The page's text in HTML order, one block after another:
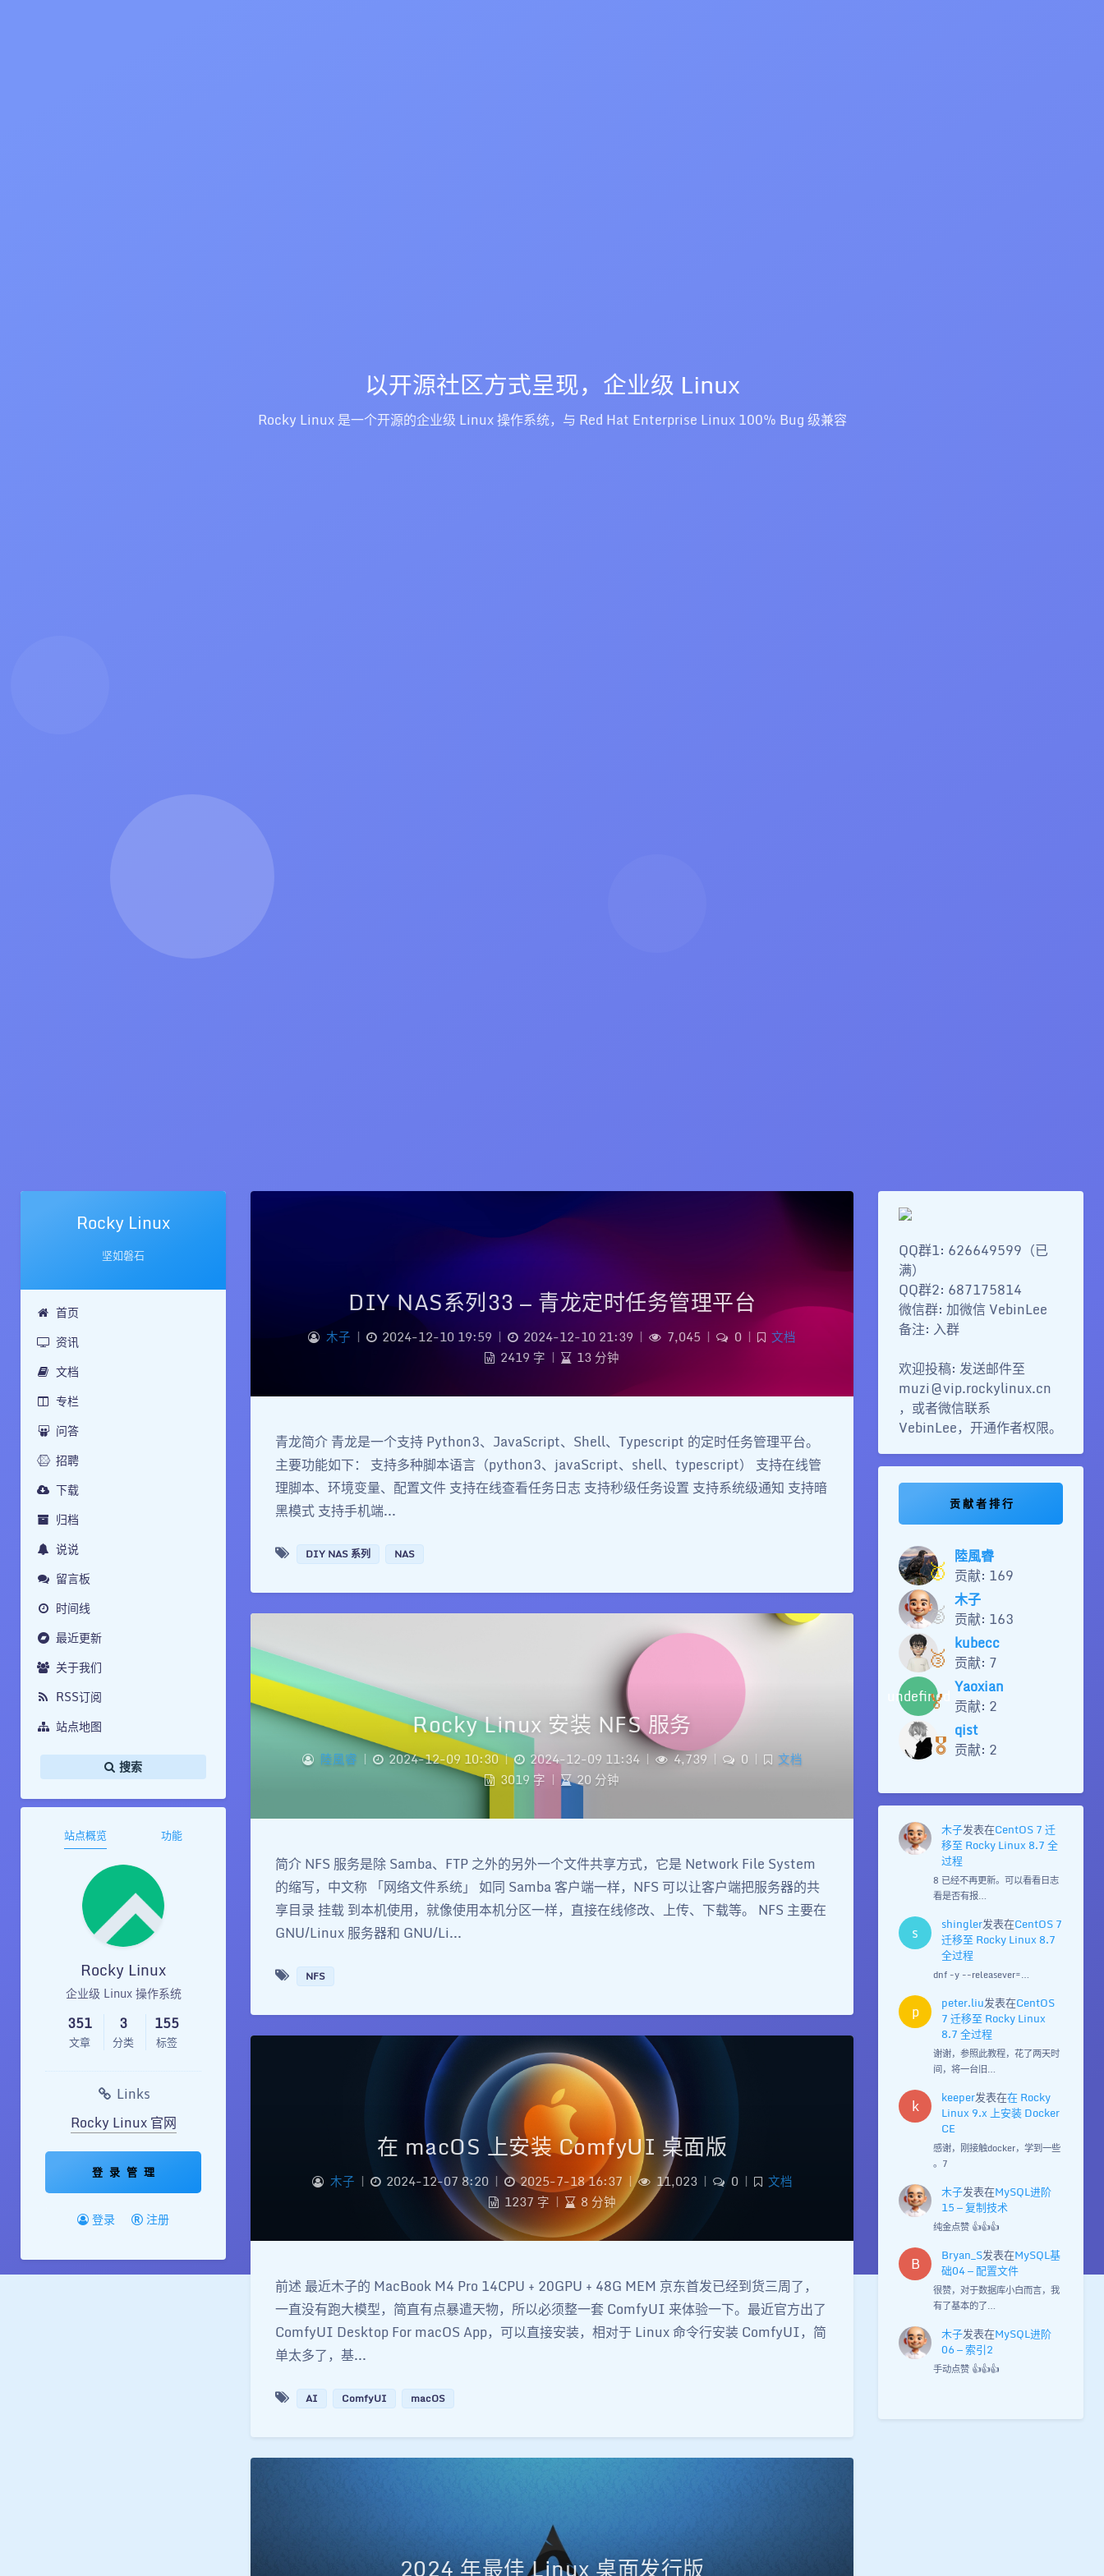
以开源社区方式呈现，企业级 Linux
Rocky Linux 是一个开源的企业级 Linux 操作系统，与 Red Hat Enterprise Linux 100% Bug 级兼容
Rocky Linux
坚如磐石
首页
资讯
文档
专栏
问答
招聘
下载
归档
说说
留言板
时间线
最近更新
关于我们
RSS订阅
站点地图
搜索
站点概览 功能
Rocky Linux
企业级 Linux 操作系统
351
文章
3
分类
155
标签
Links
Rocky Linux 官网
登 录 管 理
登录 注册
QQ群1: 626649599（已
满）
QQ群2: 687175814
微信群: 加微信 VebinLee
备注: 入群
欢迎投稿: 发送邮件至
muzi@vip.rockylinux.cn
，或者微信联系
VebinLee，开通作者权限。
贡 献 者 排 行
🥇 陸風睿
贡献: 169
🥈 木子
贡献: 163
🥉 kubecc
贡献: 7
undefined
🏅 Yaoxian
贡献: 2
🎖️ qist
贡献: 2
木子发表在CentOS 7 迁
移至 Rocky Linux 8.7 全
过程
8 已经不再更新。可以看看日志
看是否有报…
s shingler发表在CentOS 7
迁移至 Rocky Linux 8.7
全过程
dnf -y --releasever=…
p peter.liu发表在CentOS
7 迁移至 Rocky Linux
8.7 全过程
谢谢，参照此教程，花了两天时
间，将一台旧…
k keeper发表在在 Rocky
Linux 9.x 上安装 Docker
CE
感谢，刚接触docker，学到一些
。7
木子发表在MySQL进阶
15 — 复制技术
纯金点赞 👍👍👍
B Bryan_S发表在MySQL基
础04 — 配置文件
很赞，对于数据库小白而言，我
有了基本的了…
木子发表在MySQL进阶
06 — 索引2
手动点赞 👍👍👍
DIY NAS系列33 — 青龙定时任务管理平台
木子 | 2024-12-10 19:59 | 2024-12-10 21:39 | 7,045 | 0 |
文档
2419 字 | 13 分钟
青龙简介 青龙是一个支持 Python3、JavaScript、Shell、Typescript 的定时任务管理平台。
主要功能如下： 支持多种脚本语言（python3、javaScript、shell、typescript） 支持在线管
理脚本、环境变量、配置文件 支持在线查看任务日志 支持秒级任务设置 支持系统级通知 支持暗
黑模式 支持手机端...
DIY NAS 系列 NAS
Rocky Linux 安装 NFS 服务
陸風睿 | 2024-12-09 10:30 | 2024-12-09 11:34 | 4,739 | 0 |
文档
3019 字 | 20 分钟
简介 NFS 服务是除 Samba、FTP 之外的另外一个文件共享方式，它是 Network File System
的缩写，中文称 「网络文件系统」 如同 Samba 客户端一样，NFS 可以让客户端把服务器的共
享目录 挂载 到本机使用，就像使用本机分区一样，直接在线修改、上传、下载等。 NFS 主要在
GNU/Linux 服务器和 GNU/Li...
NFS
在 macOS 上安装 ComfyUI 桌面版
木子 | 2024-12-07 8:20 | 2025-7-18 16:37 | 11,023 | 0 |
文档
1237 字 | 8 分钟
前述 最近木子的 MacBook M4 Pro 14CPU + 20GPU + 48G MEM 京东首发已经到货三周了，
一直没有跑大模型，简直有点暴遣天物，所以必须整一套 ComfyUI 来体验一下。最近官方出了
ComfyUI Desktop For macOS App，可以直接安装，相对于 Linux 命令行安装 ComfyUI，简
单太多了，基...
AI ComfyUI macOS
2024 年最佳 Linux 桌面发行版